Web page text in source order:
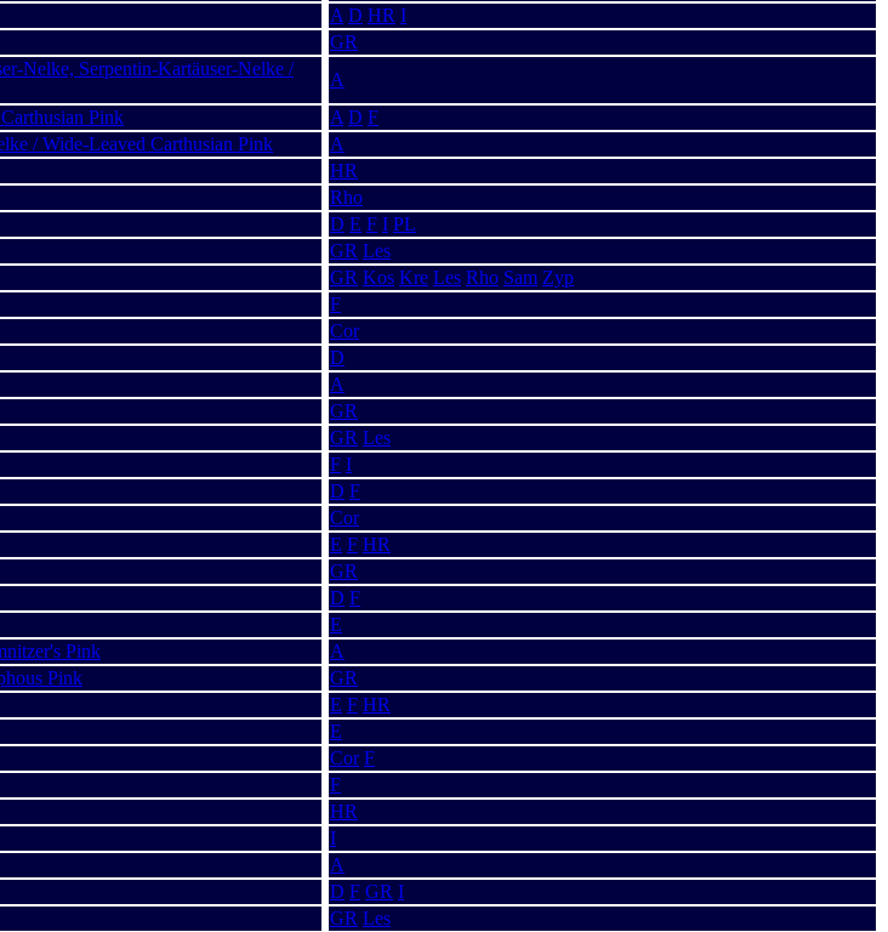
A D HR I
GR
Nelke, Serpentin-Kartäuser-Nelke /
A
Pink A D F
/ Wide-Leaved Carthusian Pink
A
HR
Rho
D E F I PL
GR Les
GR Kos Kre Les Rho Sam Zyp
F
Cor
D
A
GR
GR Les
F I
D F
Cor
E F HR
GR
D F
E
Pink
A
Pink
GR
E F HR
E
Cor F
F
HR
I
A
D F GR I
GR Les